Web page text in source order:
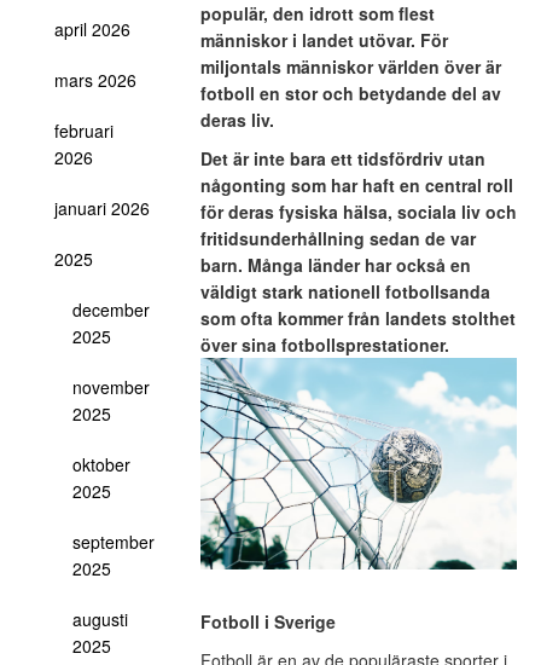
april 2026
mars 2026
februari
2026
januari 2026
2025
december
2025
november
2025
oktober
2025
september
2025
augusti
2025
populär, den idrott som flest
människor i landet utövar. För
miljontals människor världen över är
fotboll en stor och betydande del av
deras liv.
Det är inte bara ett tidsfördriv utan
någonting som har haft en central roll
för deras fysiska hälsa, sociala liv och
fritidsunderhållning sedan de var
barn. Många länder har också en
väldigt stark nationell fotbollsanda
som ofta kommer från landets stolthet
över sina fotbollsprestationer.
Fotboll i Sverige
Fotboll är en av de populäraste sporter i